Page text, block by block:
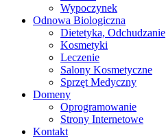
Wypoczynek
Odnowa Biologiczna
Dietetyka, Odchudzanie
Kosmetyki
Leczenie
Salony Kosmetyczne
Sprzęt Medyczny
Domeny
Oprogramowanie
Strony Internetowe
Kontakt